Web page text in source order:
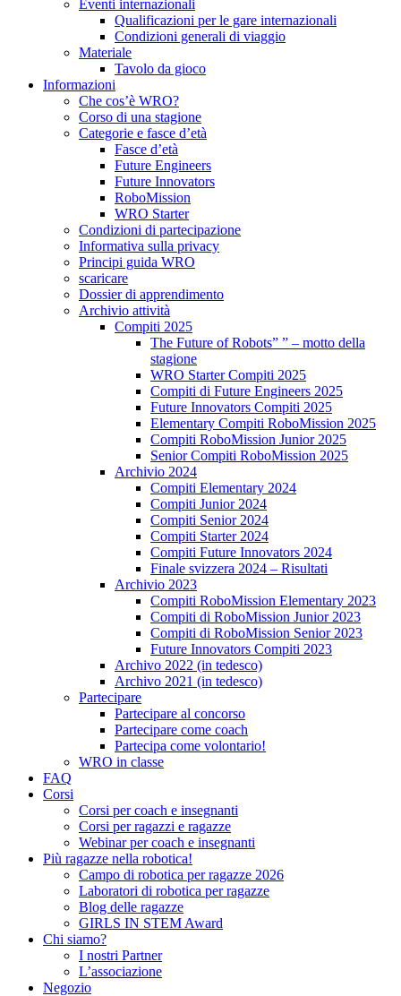
Eventi internazionali
Qualificazioni per le gare internazionali
Condizioni generali di viaggio
Materiale
Tavolo da gioco
Informazioni
Che cos’è WRO?
Corso di una stagione
Categorie e fasce d’età
Fasce d’età
Future Engineers
Future Innovators
RoboMission
WRO Starter
Condizioni di partecipazione
Informativa sulla privacy
Principi guida WRO
scaricare
Dossier di apprendimento
Archivio attività
Compiti 2025
The Future of Robots” ” – motto della
stagione
WRO Starter Compiti 2025
Compiti di Future Engineers 2025
Future Innovators Compiti 2025
Elementary Compiti RoboMission 2025
Compiti RoboMission Junior 2025
Senior Compiti RoboMission 2025
Archivio 2024
Compiti Elementary 2024
Compiti Junior 2024
Compiti Senior 2024
Compiti Starter 2024
Compiti Future Innovators 2024
Finale svizzera 2024 – Risultati
Archivio 2023
Compiti RoboMission Elementary 2023
Compiti di RoboMission Junior 2023
Compiti di RoboMission Senior 2023
Future Innovators Compiti 2023
Archivo 2022 (in tedesco)
Archivo 2021 (in tedesco)
Partecipare
Partecipare al concorso
Partecipare come coach
Partecipa come volontario!
WRO in classe
FAQ
Corsi
Corsi per coach e insegnanti
Corsi per ragazzi e ragazze
Webinar per coach e insegnanti
Più ragazze nella robotica!
Campo di robotica per ragazze 2026
Laboratori di robotica per ragazze
Blog delle ragazze
GIRLS IN STEM Award
Chi siamo?
I nostri Partner
L’associazione
Negozio